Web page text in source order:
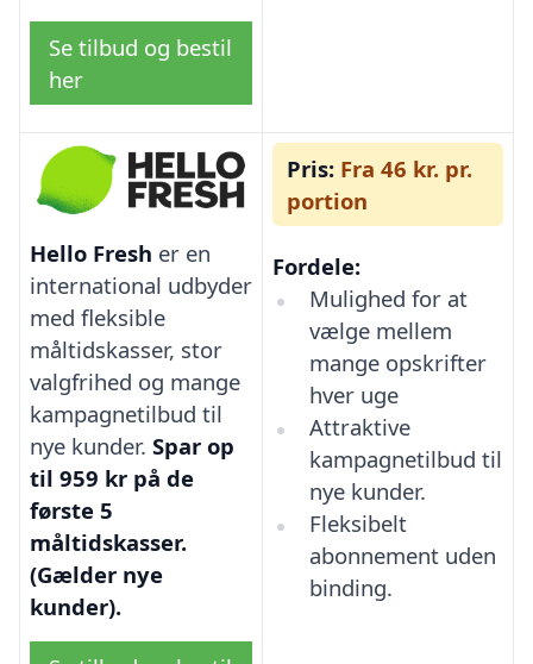
Se tilbud og bestil
her
Hello Fresh er en
international udbyder
med fleksible
måltidskasser, stor
valgfrihed og mange
kampagnetilbud til
nye kunder. Spar op
til 959 kr på de
første 5
måltidskasser.
(Gælder nye
kunder).
Pris: Fra 46 kr. pr.
portion
Fordele:
Mulighed for at
vælge mellem
mange opskrifter
hver uge
Attraktive
kampagnetilbud til
nye kunder.
Fleksibelt
abonnement uden
binding.